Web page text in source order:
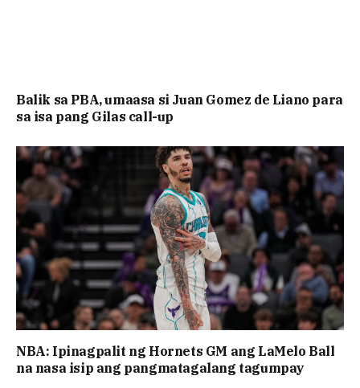
Balik sa PBA, umaasa si Juan Gomez de Liano para
sa isa pang Gilas call-up
NBA: Ipinagpalit ng Hornets GM ang LaMelo Ball
na nasa isip ang pangmatagalang tagumpay